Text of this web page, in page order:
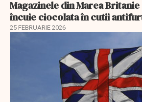
Magazinele din Marea
încuie ciocolata în cutii
25 FEBRUARIE 2026